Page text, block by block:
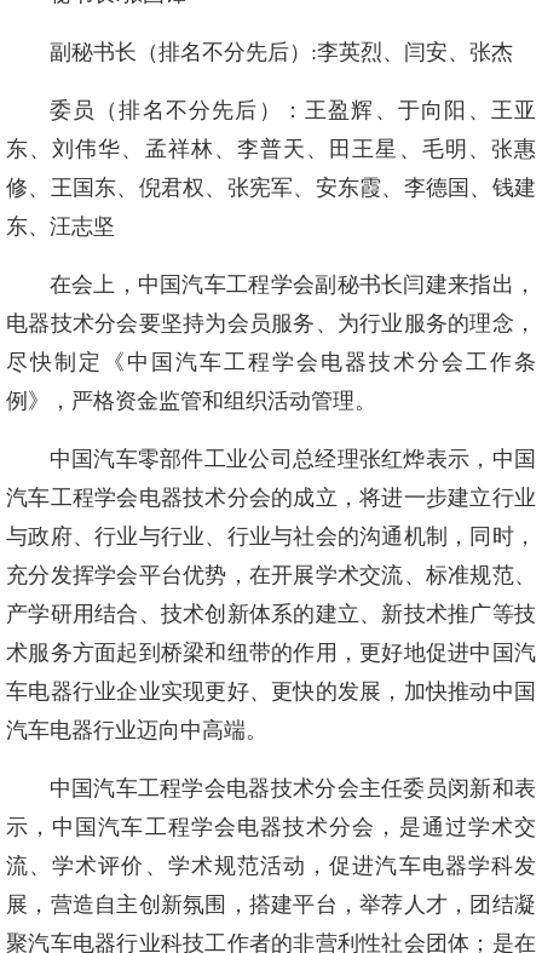
副秘书长（排名不分先后）:李英烈、闫安、张杰
委员（排名不分先后）：王盈辉、于向阳、王亚
东、刘伟华、孟祥林、李普天、田王星、毛明、张惠
修、王国东、倪君权、张宪军、安东霞、李德国、钱建
东、汪志坚
在会上，中国汽车工程学会副秘书长闫建来指出，
电器技术分会要坚持为会员服务、为行业服务的理念，
尽快制定《中国汽车工程学会电器技术分会工作条
例》，严格资金监管和组织活动管理。
中国汽车零部件工业公司总经理张红烨表示，中国
汽车工程学会电器技术分会的成立，将进一步建立行业
与政府、行业与行业、行业与社会的沟通机制，同时，
充分发挥学会平台优势，在开展学术交流、标准规范、
产学研用结合、技术创新体系的建立、新技术推广等技
术服务方面起到桥梁和纽带的作用，更好地促进中国汽
车电器行业企业实现更好、更快的发展，加快推动中国
汽车电器行业迈向中高端。
中国汽车工程学会电器技术分会主任委员闵新和表
示，中国汽车工程学会电器技术分会，是通过学术交
流、学术评价、学术规范活动，促进汽车电器学科发
展，营造自主创新氛围，搭建平台，举荐人才，团结凝
聚汽车电器行业科技工作者的非营利性社会团体；是在